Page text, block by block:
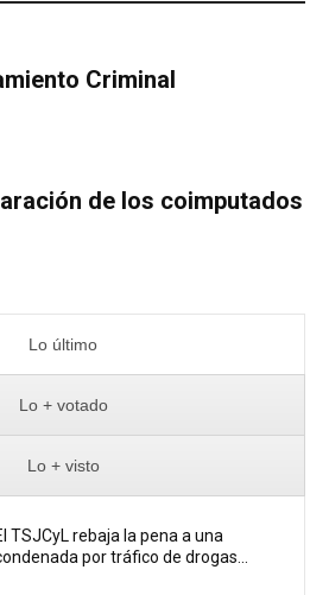
Criminal
de los coimputados
Lo último
Lo + votado
Lo + visto
TSJCyL rebaja la pena a una
por tráfico de drogas...